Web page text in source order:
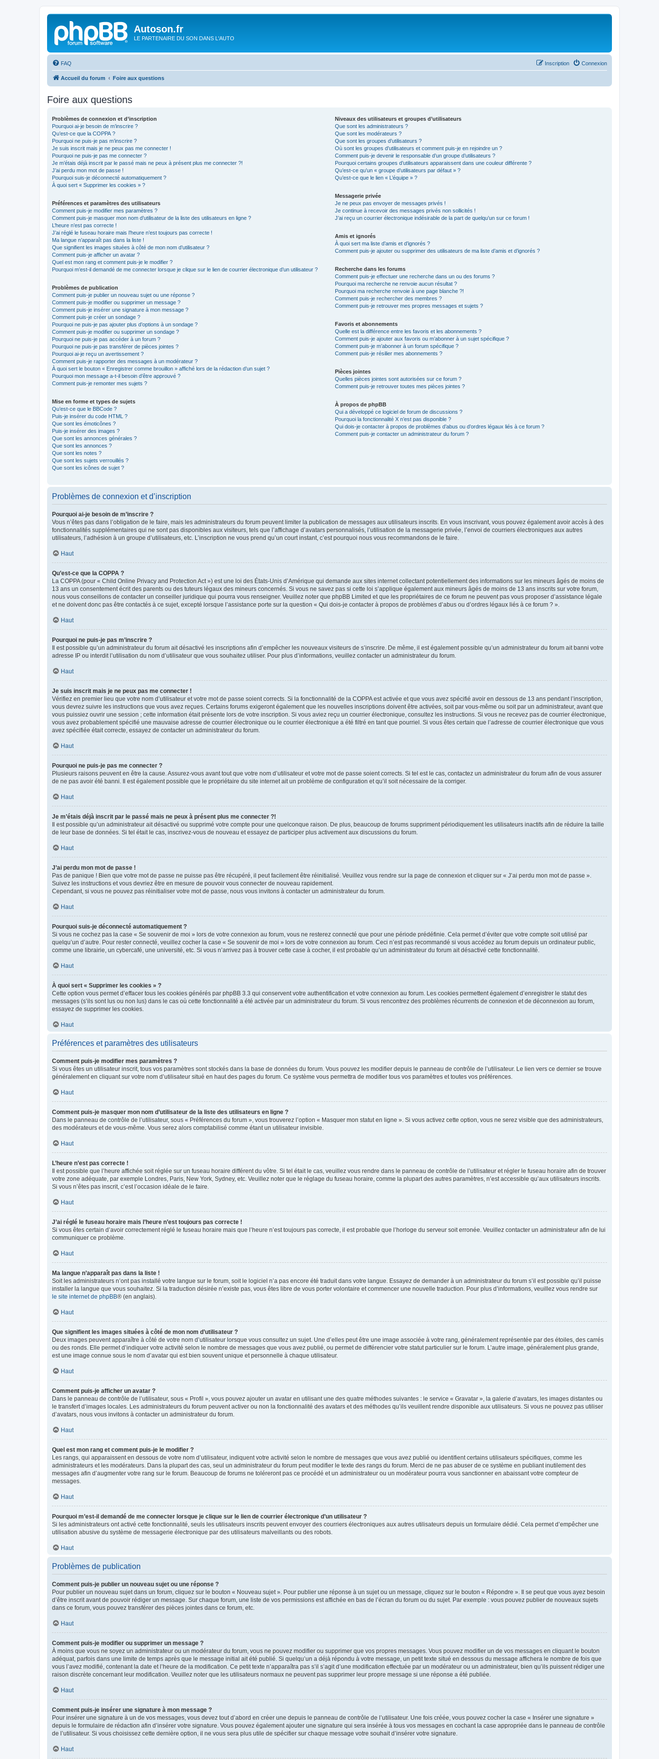
Autoson.fr
LE PARTENAIRE DU SON DANS L'AUTO
FAQ Connexion
Inscription
Accueil du forum Foire aux questions
Foire aux questions
Problèmes de connexion et d’inscription
Pourquoi ai-je besoin de m’inscrire ?
Qu’est-ce que la COPPA ?
Pourquoi ne puis-je pas m’inscrire ?
Je suis inscrit mais je ne peux pas me connecter !
Pourquoi ne puis-je pas me connecter ?
Je m’étais déjà inscrit par le passé mais ne peux à présent plus me connecter ?!
J’ai perdu mon mot de passe !
Pourquoi suis-je déconnecté automatiquement ?
À quoi sert « Supprimer les cookies » ?
Préférences et paramètres des utilisateurs
Comment puis-je modifier mes paramètres ?
Comment puis-je masquer mon nom d’utilisateur de la liste des utilisateurs en ligne ?
L’heure n’est pas correcte !
J’ai réglé le fuseau horaire mais l’heure n’est toujours pas correcte !
Ma langue n’apparaît pas dans la liste !
Que signifient les images situées à côté de mon nom d’utilisateur ?
Comment puis-je afficher un avatar ?
Quel est mon rang et comment puis-je le modifier ?
Pourquoi m’est-il demandé de me connecter lorsque je clique sur le lien de courrier électronique d’un utilisateur ?
Problèmes de publication
Comment puis-je publier un nouveau sujet ou une réponse ?
Comment puis-je modifier ou supprimer un message ?
Comment puis-je insérer une signature à mon message ?
Comment puis-je créer un sondage ?
Pourquoi ne puis-je pas ajouter plus d’options à un sondage ?
Comment puis-je modifier ou supprimer un sondage ?
Pourquoi ne puis-je pas accéder à un forum ?
Pourquoi ne puis-je pas transférer de pièces jointes ?
Pourquoi ai-je reçu un avertissement ?
Comment puis-je rapporter des messages à un modérateur ?
À quoi sert le bouton « Enregistrer comme brouillon » affiché lors de la rédaction d’un sujet ?
Pourquoi mon message a-t-il besoin d’être approuvé ?
Comment puis-je remonter mes sujets ?
Mise en forme et types de sujets
Qu’est-ce que le BBCode ?
Puis-je insérer du code HTML ?
Que sont les émoticônes ?
Puis-je insérer des images ?
Que sont les annonces générales ?
Que sont les annonces ?
Que sont les notes ?
Que sont les sujets verrouillés ?
Que sont les icônes de sujet ?
Niveaux des utilisateurs et groupes d’utilisateurs
Que sont les administrateurs ?
Que sont les modérateurs ?
Que sont les groupes d’utilisateurs ?
Où sont les groupes d’utilisateurs et comment puis-je en rejoindre un ?
Comment puis-je devenir le responsable d’un groupe d’utilisateurs ?
Pourquoi certains groupes d’utilisateurs apparaissent dans une couleur différente ?
Qu’est-ce qu’un « groupe d’utilisateurs par défaut » ?
Qu’est-ce que le lien « L’équipe » ?
Messagerie privée
Je ne peux pas envoyer de messages privés !
Je continue à recevoir des messages privés non sollicités !
J’ai reçu un courrier électronique indésirable de la part de quelqu’un sur ce forum !
Amis et ignorés
À quoi sert ma liste d’amis et d’ignorés ?
Comment puis-je ajouter ou supprimer des utilisateurs de ma liste d’amis et d’ignorés ?
Recherche dans les forums
Comment puis-je effectuer une recherche dans un ou des forums ?
Pourquoi ma recherche ne renvoie aucun résultat ?
Pourquoi ma recherche renvoie à une page blanche ?!
Comment puis-je rechercher des membres ?
Comment puis-je retrouver mes propres messages et sujets ?
Favoris et abonnements
Quelle est la différence entre les favoris et les abonnements ?
Comment puis-je ajouter aux favoris ou m’abonner à un sujet spécifique ?
Comment puis-je m’abonner à un forum spécifique ?
Comment puis-je résilier mes abonnements ?
Pièces jointes
Quelles pièces jointes sont autorisées sur ce forum ?
Comment puis-je retrouver toutes mes pièces jointes ?
À propos de phpBB
Qui a développé ce logiciel de forum de discussions ?
Pourquoi la fonctionnalité X n’est pas disponible ?
Qui dois-je contacter à propos de problèmes d’abus ou d’ordres légaux liés à ce forum ?
Comment puis-je contacter un administrateur du forum ?
Problèmes de connexion et d’inscription
Pourquoi ai-je besoin de m’inscrire ?
Vous n’êtes pas dans l’obligation de le faire, mais les administrateurs du forum peuvent limiter la publication de messages aux utilisateurs inscrits. En vous inscrivant, vous pouvez également avoir accès à des
fonctionnalités supplémentaires qui ne sont pas disponibles aux visiteurs, tels que l’affichage d’avatars personnalisés, l’utilisation de la messagerie privée, l’envoi de courriers électroniques aux autres
utilisateurs, l’adhésion à un groupe d’utilisateurs, etc. L’inscription ne vous prend qu’un court instant, c’est pourquoi nous vous recommandons de le faire.
Haut
Qu’est-ce que la COPPA ?
La COPPA (pour « Child Online Privacy and Protection Act ») est une loi des États-Unis d’Amérique qui demande aux sites internet collectant potentiellement des informations sur les mineurs âgés de moins de
13 ans un consentement écrit des parents ou des tuteurs légaux des mineurs concernés. Si vous ne savez pas si cette loi s’applique également aux mineurs âgés de moins de 13 ans inscrits sur votre forum,
nous vous conseillons de contacter un conseiller juridique qui pourra vous renseigner. Veuillez noter que phpBB Limited et que les propriétaires de ce forum ne peuvent pas vous proposer d’assistance légale
et ne doivent donc pas être contactés à ce sujet, excepté lorsque l’assistance porte sur la question « Qui dois-je contacter à propos de problèmes d’abus ou d’ordres légaux liés à ce forum ? ».
Haut
Pourquoi ne puis-je pas m’inscrire ?
Il est possible qu’un administrateur du forum ait désactivé les inscriptions afin d’empêcher les nouveaux visiteurs de s’inscrire. De même, il est également possible qu’un administrateur du forum ait banni votre
adresse IP ou interdit l’utilisation du nom d’utilisateur que vous souhaitez utiliser. Pour plus d’informations, veuillez contacter un administrateur du forum.
Haut
Je suis inscrit mais je ne peux pas me connecter !
Vérifiez en premier lieu que votre nom d’utilisateur et votre mot de passe soient corrects. Si la fonctionnalité de la COPPA est activée et que vous avez spécifié avoir en dessous de 13 ans pendant l’inscription,
vous devrez suivre les instructions que vous avez reçues. Certains forums exigeront également que les nouvelles inscriptions doivent être activées, soit par vous-même ou soit par un administrateur, avant que
vous puissiez ouvrir une session ; cette information était présente lors de votre inscription. Si vous aviez reçu un courrier électronique, consultez les instructions. Si vous ne recevez pas de courrier électronique,
vous avez probablement spécifié une mauvaise adresse de courrier électronique ou le courrier électronique a été filtré en tant que pourriel. Si vous êtes certain que l’adresse de courrier électronique que vous
avez spécifiée était correcte, essayez de contacter un administrateur du forum.
Haut
Pourquoi ne puis-je pas me connecter ?
Plusieurs raisons peuvent en être la cause. Assurez-vous avant tout que votre nom d’utilisateur et votre mot de passe soient corrects. Si tel est le cas, contactez un administrateur du forum afin de vous assurer
de ne pas avoir été banni. Il est également possible que le propriétaire du site internet ait un problème de configuration et qu’il soit nécessaire de la corriger.
Haut
Je m’étais déjà inscrit par le passé mais ne peux à présent plus me connecter ?!
Il est possible qu’un administrateur ait désactivé ou supprimé votre compte pour une quelconque raison. De plus, beaucoup de forums suppriment périodiquement les utilisateurs inactifs afin de réduire la taille
de leur base de données. Si tel était le cas, inscrivez-vous de nouveau et essayez de participer plus activement aux discussions du forum.
Haut
J’ai perdu mon mot de passe !
Pas de panique ! Bien que votre mot de passe ne puisse pas être récupéré, il peut facilement être réinitialisé. Veuillez vous rendre sur la page de connexion et cliquer sur « J’ai perdu mon mot de passe ».
Suivez les instructions et vous devriez être en mesure de pouvoir vous connecter de nouveau rapidement.
Cependant, si vous ne pouvez pas réinitialiser votre mot de passe, nous vous invitons à contacter un administrateur du forum.
Haut
Pourquoi suis-je déconnecté automatiquement ?
Si vous ne cochez pas la case « Se souvenir de moi » lors de votre connexion au forum, vous ne resterez connecté que pour une période prédéfinie. Cela permet d’éviter que votre compte soit utilisé par
quelqu’un d’autre. Pour rester connecté, veuillez cocher la case « Se souvenir de moi » lors de votre connexion au forum. Ceci n’est pas recommandé si vous accédez au forum depuis un ordinateur public,
comme une librairie, un cybercafé, une université, etc. Si vous n’arrivez pas à trouver cette case à cocher, il est probable qu’un administrateur du forum ait désactivé cette fonctionnalité.
Haut
À quoi sert « Supprimer les cookies » ?
Cette option vous permet d’effacer tous les cookies générés par phpBB 3.3 qui conservent votre authentification et votre connexion au forum. Les cookies permettent également d’enregistrer le statut des
messages (s’ils sont lus ou non lus) dans le cas où cette fonctionnalité a été activée par un administrateur du forum. Si vous rencontrez des problèmes récurrents de connexion et de déconnexion au forum,
essayez de supprimer les cookies.
Haut
Préférences et paramètres des utilisateurs
Comment puis-je modifier mes paramètres ?
Si vous êtes un utilisateur inscrit, tous vos paramètres sont stockés dans la base de données du forum. Vous pouvez les modifier depuis le panneau de contrôle de l’utilisateur. Le lien vers ce dernier se trouve
généralement en cliquant sur votre nom d’utilisateur situé en haut des pages du forum. Ce système vous permettra de modifier tous vos paramètres et toutes vos préférences.
Haut
Comment puis-je masquer mon nom d’utilisateur de la liste des utilisateurs en ligne ?
Dans le panneau de contrôle de l’utilisateur, sous « Préférences du forum », vous trouverez l’option « Masquer mon statut en ligne ». Si vous activez cette option, vous ne serez visible que des administrateurs,
des modérateurs et de vous-même. Vous serez alors comptabilisé comme étant un utilisateur invisible.
Haut
L’heure n’est pas correcte !
Il est possible que l’heure affichée soit réglée sur un fuseau horaire différent du vôtre. Si tel était le cas, veuillez vous rendre dans le panneau de contrôle de l’utilisateur et régler le fuseau horaire afin de trouver
votre zone adéquate, par exemple Londres, Paris, New York, Sydney, etc. Veuillez noter que le réglage du fuseau horaire, comme la plupart des autres paramètres, n’est accessible qu’aux utilisateurs inscrits.
Si vous n’êtes pas inscrit, c’est l’occasion idéale de le faire.
Haut
J’ai réglé le fuseau horaire mais l’heure n’est toujours pas correcte !
Si vous êtes certain d’avoir correctement réglé le fuseau horaire mais que l’heure n’est toujours pas correcte, il est probable que l’horloge du serveur soit erronée. Veuillez contacter un administrateur afin de lui
communiquer ce problème.
Haut
Ma langue n’apparaît pas dans la liste !
Soit les administrateurs n’ont pas installé votre langue sur le forum, soit le logiciel n’a pas encore été traduit dans votre langue. Essayez de demander à un administrateur du forum s’il est possible qu’il puisse
installer la langue que vous souhaitez. Si la traduction désirée n’existe pas, vous êtes libre de vous porter volontaire et commencer une nouvelle traduction. Pour plus d’informations, veuillez vous rendre sur
le site internet de phpBB® (en anglais).
Haut
Que signifient les images situées à côté de mon nom d’utilisateur ?
Deux images peuvent apparaître à côté de votre nom d’utilisateur lorsque vous consultez un sujet. Une d’elles peut être une image associée à votre rang, généralement représentée par des étoiles, des carrés
ou des ronds. Elle permet d’indiquer votre activité selon le nombre de messages que vous avez publié, ou permet de différencier votre statut particulier sur le forum. L’autre image, généralement plus grande,
est une image connue sous le nom d’avatar qui est bien souvent unique et personnelle à chaque utilisateur.
Haut
Comment puis-je afficher un avatar ?
Dans le panneau de contrôle de l’utilisateur, sous « Profil », vous pouvez ajouter un avatar en utilisant une des quatre méthodes suivantes : le service « Gravatar », la galerie d’avatars, les images distantes ou
le transfert d’images locales. Les administrateurs du forum peuvent activer ou non la fonctionnalité des avatars et des méthodes qu’ils veuillent rendre disponible aux utilisateurs. Si vous ne pouvez pas utiliser
d’avatars, nous vous invitons à contacter un administrateur du forum.
Haut
Quel est mon rang et comment puis-je le modifier ?
Les rangs, qui apparaissent en dessous de votre nom d’utilisateur, indiquent votre activité selon le nombre de messages que vous avez publié ou identifient certains utilisateurs spécifiques, comme les
administrateurs et les modérateurs. Dans la plupart des cas, seul un administrateur du forum peut modifier le texte des rangs du forum. Merci de ne pas abuser de ce système en publiant inutilement des
messages afin d’augmenter votre rang sur le forum. Beaucoup de forums ne toléreront pas ce procédé et un administrateur ou un modérateur pourra vous sanctionner en abaissant votre compteur de
messages.
Haut
Pourquoi m’est-il demandé de me connecter lorsque je clique sur le lien de courrier électronique d’un utilisateur ?
Si les administrateurs ont activé cette fonctionnalité, seuls les utilisateurs inscrits peuvent envoyer des courriers électroniques aux autres utilisateurs depuis un formulaire dédié. Cela permet d’empêcher une
utilisation abusive du système de messagerie électronique par des utilisateurs malveillants ou des robots.
Haut
Problèmes de publication
Comment puis-je publier un nouveau sujet ou une réponse ?
Pour publier un nouveau sujet dans un forum, cliquez sur le bouton « Nouveau sujet ». Pour publier une réponse à un sujet ou un message, cliquez sur le bouton « Répondre ». Il se peut que vous ayez besoin
d’être inscrit avant de pouvoir rédiger un message. Sur chaque forum, une liste de vos permissions est affichée en bas de l’écran du forum ou du sujet. Par exemple : vous pouvez publier de nouveaux sujets
dans ce forum, vous pouvez transférer des pièces jointes dans ce forum, etc.
Haut
Comment puis-je modifier ou supprimer un message ?
À moins que vous ne soyez un administrateur ou un modérateur du forum, vous ne pouvez modifier ou supprimer que vos propres messages. Vous pouvez modifier un de vos messages en cliquant le bouton
adéquat, parfois dans une limite de temps après que le message initial ait été publié. Si quelqu’un a déjà répondu à votre message, un petit texte situé en dessous du message affichera le nombre de fois que
vous l’avez modifié, contenant la date et l’heure de la modification. Ce petit texte n’apparaîtra pas s’il s’agit d’une modification effectuée par un modérateur ou un administrateur, bien qu’ils puissent rédiger une
raison discrète concernant leur modification. Veuillez noter que les utilisateurs normaux ne peuvent pas supprimer leur propre message si une réponse a été publiée.
Haut
Comment puis-je insérer une signature à mon message ?
Pour insérer une signature à un de vos messages, vous devez tout d’abord en créer une depuis le panneau de contrôle de l’utilisateur. Une fois créée, vous pouvez cocher la case « Insérer une signature »
depuis le formulaire de rédaction afin d’insérer votre signature. Vous pouvez également ajouter une signature qui sera insérée à tous vos messages en cochant la case appropriée dans le panneau de contrôle
de l’utilisateur. Si vous choisissez cette dernière option, il ne vous sera plus utile de spécifier sur chaque message votre souhait d’insérer votre signature.
Haut